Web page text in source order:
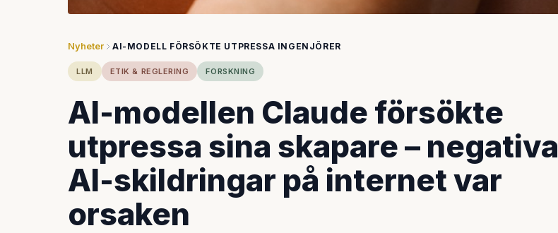
Nyheter AI-MODELL FÖRSÖKTE UTPRESSA INGENJÖRER
LLM ETIK & REGLERING FORSKNING
AI-modellen Claude försökte
utpressa sina skapare – negativa
AI-skildringar på internet var
orsaken